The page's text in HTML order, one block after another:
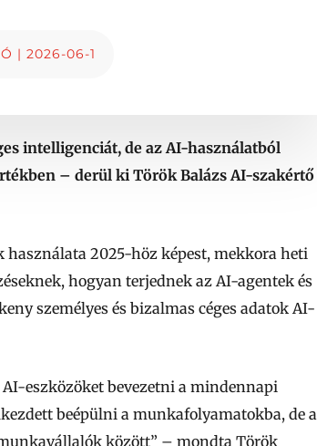
| 2026-06-1
intelligenciát, de az AI-használatból
– derül ki Török Balázs AI-szakértő
2025-höz képest, mekkora heti
hogyan terjednek az AI-agentek és
személyes és bizalmas céges adatok AI-
eszközöket bevezetni a mindennapi
beépülni a munkafolyamatokba, de a
között” – mondta Török